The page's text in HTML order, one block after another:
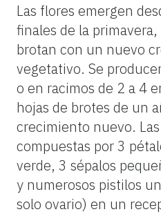
Las flores emergen
finales de la
brotan con un nuevo
vegetativo. Se
o en racimos de 2 a 4
hojas de brotes de un
crecimiento nuevo.
compuestas por 3
verde, 3 sépalos
y numerosos pistilos
solo ovario) en un